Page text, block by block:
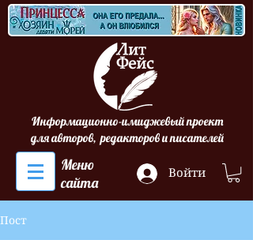
Информационно-имиджевый проект
для авторов, редакторов и писателей
Меню
сайта
Войти
Пост